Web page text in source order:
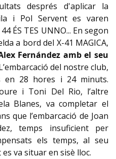
després d'aplicar la
i Pol Servent es varen
ÉS TES UNNO... En segon
a bord del X-41 MAGICA,
Fernández amb el seu
del nostre club,
en 28 hores i 24 minuts.
i Toni Del Rio, l’altre
Blanes, va completar el
que l’embarcació de Joan
temps insuficient per
els temps, al seu
va situar en sisè lloc.